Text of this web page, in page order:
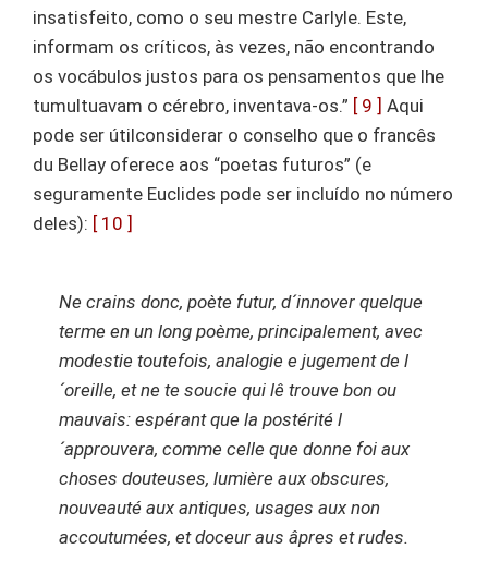
insatisfeito, como o seu mestre Carlyle. Este,
informam os críticos, às vezes, não encontrando
os vocábulos justos para os pensamentos que lhe
tumultuavam o cérebro, inventava-os.” [ 9 ] Aqui
pode ser útilconsiderar o conselho que o francês
du Bellay oferece aos “poetas futuros” (e
seguramente Euclides pode ser incluído no número
deles): [ 10 ]
Ne crains donc, poète futur, d´innover quelque
terme en un long poème, principalement, avec
modestie toutefois, analogie e jugement de l
´oreille, et ne te soucie qui lê trouve bon ou
mauvais: espérant que la postérité l
´approuvera, comme celle que donne foi aux
choses douteuses, lumière aux obscures,
nouveauté aux antiques, usages aux non
accoutumées, et doceur aus âpres et rudes.